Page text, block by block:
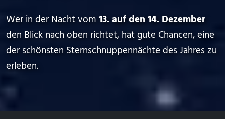
Wer in der Nacht vom 13. auf den 14. Dezember
den Blick nach oben richtet, hat gute Chancen, eine
der schönsten Sternschnuppennächte des Jahres zu
erleben.